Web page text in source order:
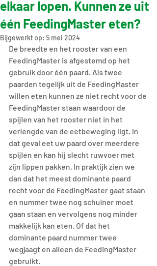
elkaar lopen. Kunnen ze uit
één FeedingMaster eten?
Bijgewerkt op: 5 mei 2024
De breedte en het rooster van een
FeedingMaster is afgestemd op het
gebruik door één paard. Als twee
paarden tegelijk uit de FeedingMaster
willen eten kunnen ze niet recht voor de
FeedingMaster staan waardoor de
spijlen van het rooster niet in het
verlengde van de eetbeweging ligt. In
dat geval eet uw paard over meerdere
spijlen en kan hij slecht ruwvoer met
zijn lippen pakken. In praktijk zien we
dan dat het meest dominante paard
recht voor de FeedingMaster gaat staan
en nummer twee nog schuiner moet
gaan staan en vervolgens nog minder
makkelijk kan eten. Of dat het
dominante paard nummer twee
wegjaagt en alleen de FeedingMaster
gebruikt.